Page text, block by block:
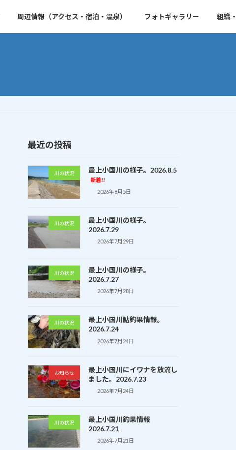
周辺情報（アクセス・宿泊・温泉） フォトギャラリー 組織
最近の投稿
川の状況 最上小国川の様子。2026.8.5
新着!!
2026年8月5日
川の状況
最上小国川の様子。
2026.7.29
2026年7月29日
川の状況
最上小国川の様子。
2026.7.27
2026年7月28日
川の状況
最上小国川鮎釣果情報。
2026.7.24
2026年7月24日
お知らせ
最上小国川にイワナを放流し
ました。2026.7.23
2026年7月24日
川の状況
最上小国川釣果情報
2026.7.21
2026年7月21日